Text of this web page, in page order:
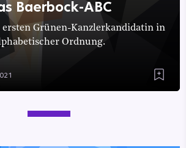
Baerbock-ABC
Grünen-Kanzlerkandidatin in
Ordnung.